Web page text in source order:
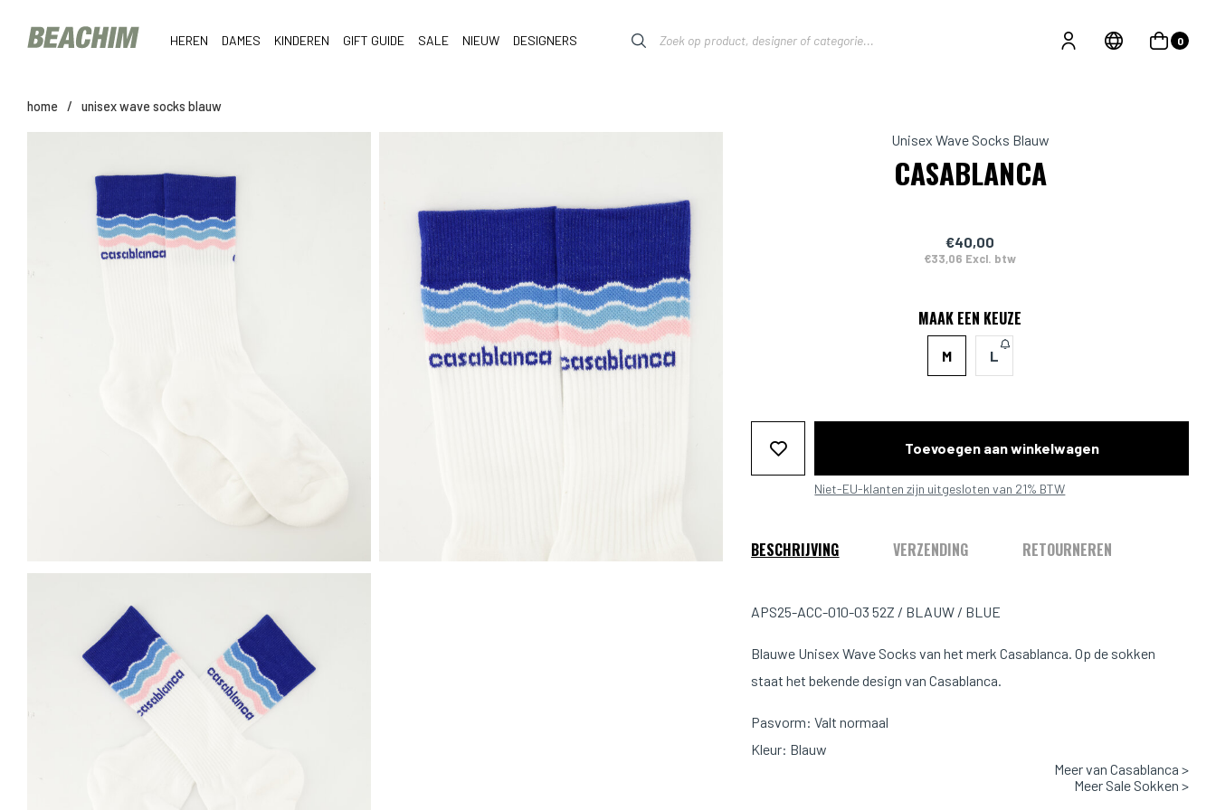
HEREN DAMES KINDEREN GIFT GUIDE SALE NIEUW DESIGNERS 0
home / unisex wave socks blauw
Unisex Wave Socks Blauw
CASABLANCA
€40,00
€33,06 Excl. btw
MAAK EEN KEUZE
M L
Toevoegen aan winkelwagen
Niet-EU-klanten zijn uitgesloten van 21% BTW
BESCHRIJVING VERZENDING RETOURNEREN
APS25-ACC-010-03 52Z / BLAUW / BLUE
Blauwe Unisex Wave Socks van het merk Casablanca. Op de sokken
staat het bekende design van Casablanca.
Pasvorm: Valt normaal
Kleur: Blauw
Materiaal: 80% Katoen, 17% Polyamide, 3% SpandexMeer van Casablanca >
Meer Sale Sokken >